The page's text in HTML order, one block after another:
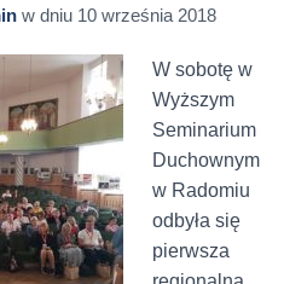
w dniu 10 września 2018
W sobotę w
Wyższym
Seminarium
Duchownym
w Radomiu
odbyła się
pierwsza